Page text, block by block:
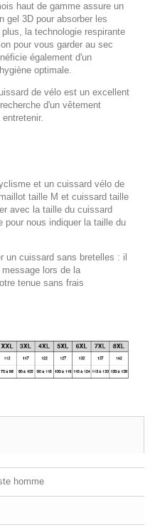
haut de gamme assure un
gel 3D pour absorber les
la technologie respirante
pour vous garder au sec
également d'un
optimale.
de vélo est un excellent
d'un vêtement
et un cuissard vélo de
taille M et cuissard taille
avec la taille du cuissard
pour nous indiquer la taille du
un cuissard sans bretelles : il
lors de la
tenue sans frais
homme